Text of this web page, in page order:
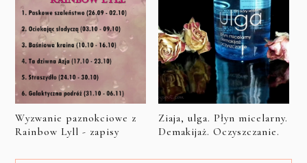
Wyzwanie paznokciowe z
Rainbow Lyll - zapisy
Ziaja, ulga. Płyn micelarny.
Demakijaż. Oczyszczanie.